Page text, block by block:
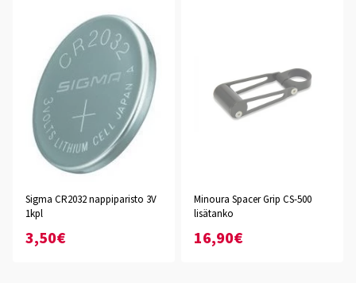
Sigma CR2032 nappiparisto 3V
1kpl
3,50€
Minoura Spacer Grip CS-500
lisätanko
16,90€